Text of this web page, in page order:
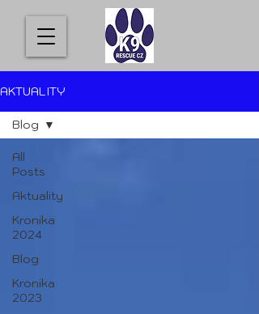
AKTUALITY
All
Posts
Aktuality
Kronika
2024
Blog
Kronika
2023
Blog